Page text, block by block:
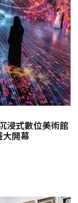
浸式數位美術館
開幕